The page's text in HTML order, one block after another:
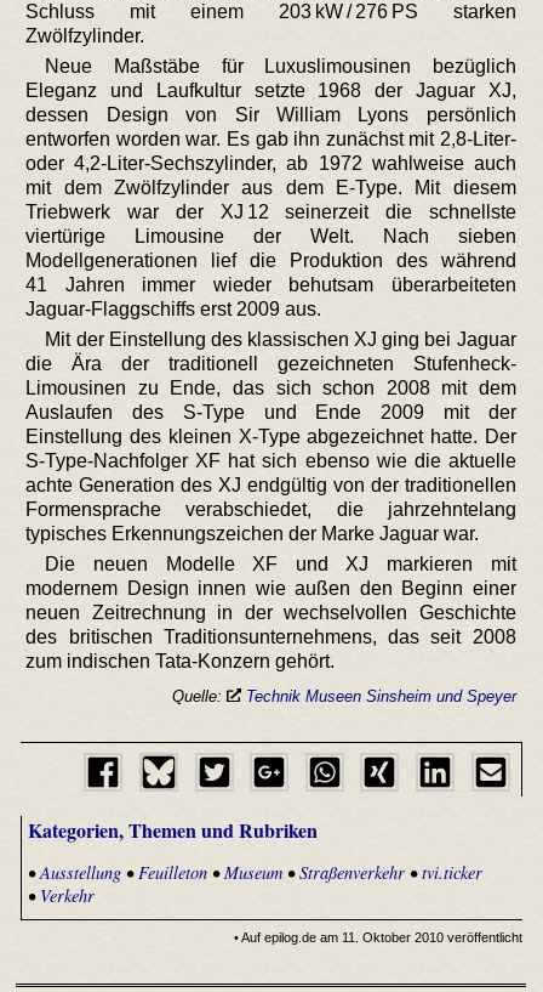
Schluss mit einem 203 kW / 276 PS starken
Zwölfzylinder.
Neue Maßstäbe für Luxuslimousinen bezüglich
Eleganz und Laufkultur setzte 1968 der Jaguar XJ,
dessen Design von Sir William Lyons persönlich
entworfen worden war. Es gab ihn zunächst mit 2,8-Liter-
oder 4,2-Liter-Sechszylinder, ab 1972 wahlweise auch
mit dem Zwölfzylinder aus dem E-Type. Mit diesem
Triebwerk war der XJ 12 seinerzeit die schnellste
viertürige Limousine der Welt. Nach sieben
Modellgenerationen lief die Produktion des während
41 Jahren immer wieder behutsam überarbeiteten
Jaguar-Flaggschiffs erst 2009 aus.
Mit der Einstellung des klassischen XJ ging bei Jaguar
die Ära der traditionell gezeichneten Stufenheck-
Limousinen zu Ende, das sich schon 2008 mit dem
Auslaufen des S-Type und Ende 2009 mit der
Einstellung des kleinen X-Type abgezeichnet hatte. Der
S-Type-Nachfolger XF hat sich ebenso wie die aktuelle
achte Generation des XJ endgültig von der traditionellen
Formensprache verabschiedet, die jahrzehntelang
typisches Erkennungszeichen der Marke Jaguar war.
Die neuen Modelle XF und XJ markieren mit
modernem Design innen wie außen den Beginn einer
neuen Zeitrechnung in der wechselvollen Geschichte
des britischen Traditionsunternehmens, das seit 2008
zum indischen Tata-Konzern gehört.
Quelle: Technik Museen Sinsheim und Speyer
Kategorien, Themen und Rubriken
•Ausstellung•Feuilleton•Museum•Straßenverkehr•tvi.ticker
• Verkehr
• Auf epilog.de am 11. Oktober 2010 veröffentlicht